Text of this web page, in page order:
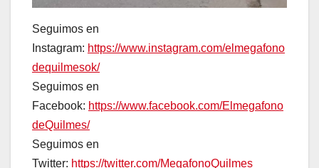
Seguimos en
Instagram: https://www.instagram.com/elmegafono
dequilmesok/
Seguimos en
Facebook: https://www.facebook.com/Elmegafono
deQuilmes/
Seguimos en
Twitter: https://twitter.com/MegafonoQuilmes